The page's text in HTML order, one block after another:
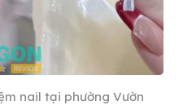
nail tại phường Vườn